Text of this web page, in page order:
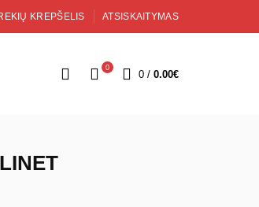
KREPŠELIS ATSISKAITYMAS
0
0 / 0.00€